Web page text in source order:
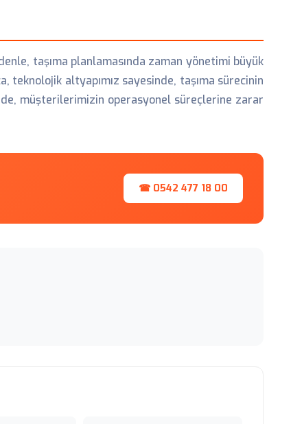
taşıma planlamasında zaman yönetimi büyük
teknolojik altyapımız sayesinde, taşıma sürecinin
müşterilerimizin operasyonel süreçlerine zarar
☎ 0542 477 18 00